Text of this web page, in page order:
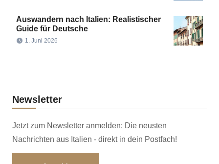
Auswandern nach Italien: Realistischer
Guide für Deutsche
1. Juni 2026
Newsletter
Jetzt zum Newsletter anmelden: Die neusten
Nachrichten aus Italien - direkt in dein Postfach!